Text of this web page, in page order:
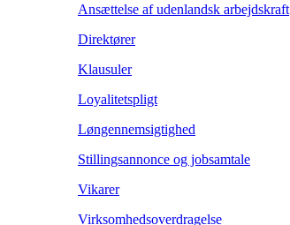
Ansættelse af udenlandsk arbejdskraft
Direktører
Klausuler
Loyalitetspligt
Løngennemsigtighed
Stillingsannonce og jobsamtale
Vikarer
Virksomhedsoverdragelse